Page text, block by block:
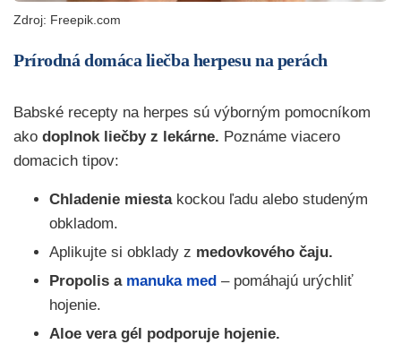
Zdroj: Freepik.com
Prírodná domáca liečba herpesu na perách
Babské recepty na herpes sú výborným pomocníkom
ako doplnok liečby z lekárne. Poznáme viacero
domacich tipov:
Chladenie miestakockou ľadu alebo studeným
obkladom.
Aplikujte si obklady z medovkového čaju.
Propolis a manuka med – pomáhajú urýchliť
hojenie.
Aloe vera gél podporuje hojenie.